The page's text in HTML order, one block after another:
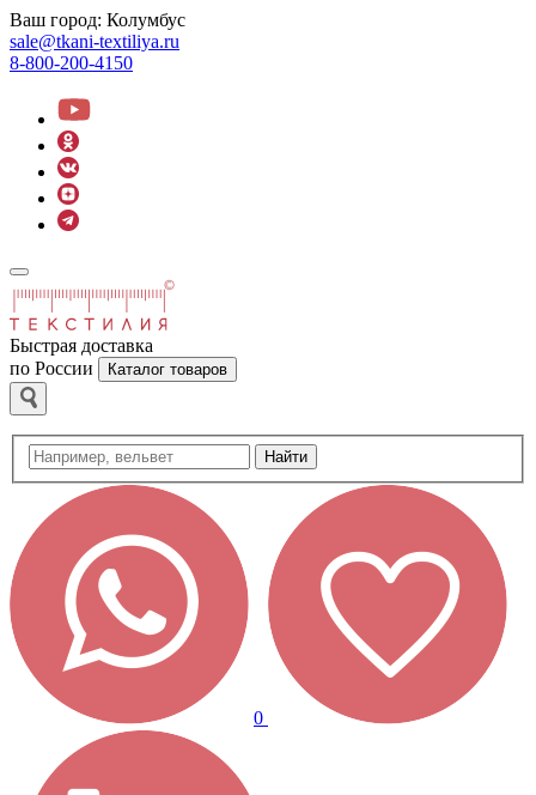
Ваш город: Колумбус
sale@tkani-textiliya.ru
8-800-200-4150
Быстрая доставка
по России
Каталог товаров
Найти
0